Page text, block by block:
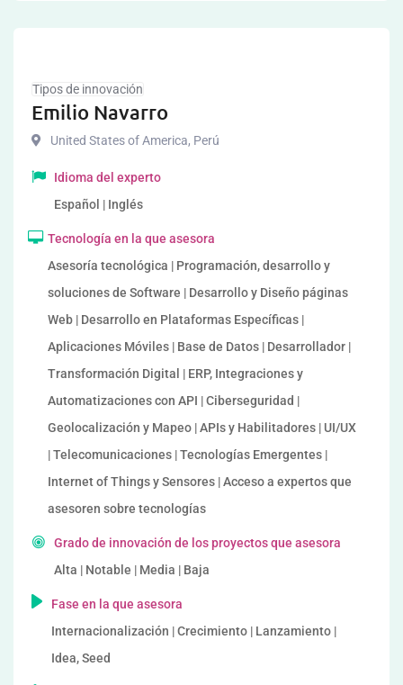
Tipos de innovación
Emilio Navarro
United States of America, Perú
Idioma del experto
Español | Inglés
Tecnología en la que asesora
Asesoría tecnológica | Programación, desarrollo y
soluciones de Software | Desarrollo y Diseño páginas
Web | Desarrollo en Plataformas Específicas |
Aplicaciones Móviles | Base de Datos | Desarrollador |
Transformación Digital | ERP, Integraciones y
Automatizaciones con API | Ciberseguridad |
Geolocalización y Mapeo | APIs y Habilitadores | UI/UX
| Telecomunicaciones | Tecnologías Emergentes |
Internet of Things y Sensores | Acceso a expertos que
asesoren sobre tecnologías
Grado de innovación de los proyectos que asesora
Alta | Notable | Media | Baja
Fase en la que asesora
Internacionalización | Crecimiento | Lanzamiento |
Idea, Seed